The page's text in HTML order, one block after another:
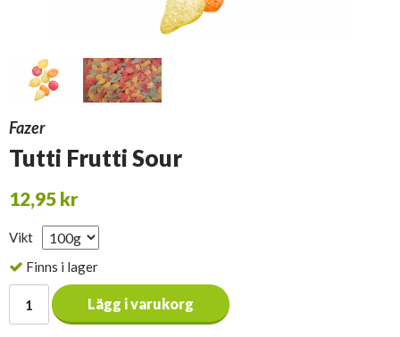
Fazer
Tutti Frutti Sour
12,95 kr
Vikt
Finns i lager
Lägg i varukorg